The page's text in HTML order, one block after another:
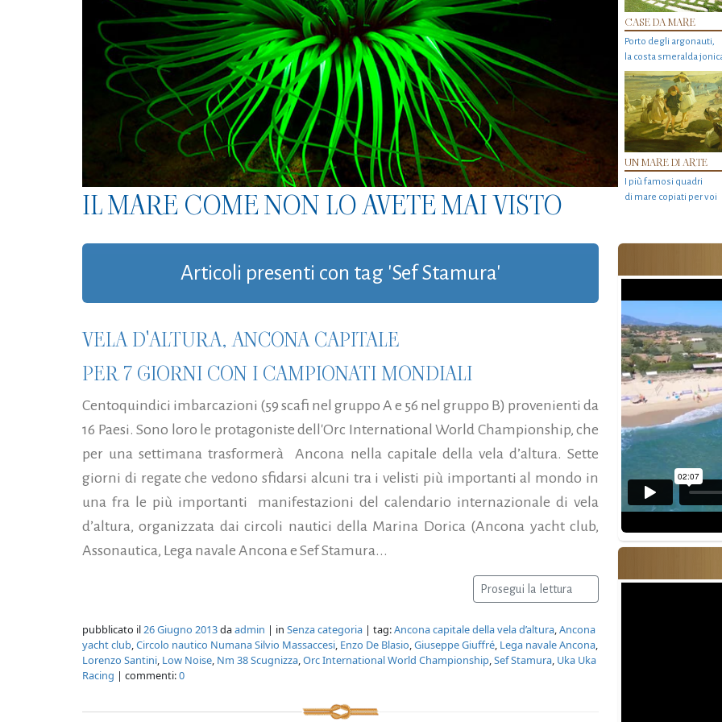
IL MARE COME NON LO AVETE MAI VISTO
CASE DA MARE
Porto degli argonauti,
la costa smeralda
UN MARE DI ARTE
I più famosi quadri
di mare copiati per voi
Articoli presenti con tag 'Sef Stamura'
VELA D'ALTURA, ANCONA CAPITALE
PER 7 GIORNI CON I CAMPIONATI MONDIALI
Centoquindici imbarcazioni (59 scafi nel gruppo A e 56 nel gruppo B) provenienti da
16 Paesi. Sono loro le protagoniste dell'Orc International World Championship, che
per una settimana trasformerà Ancona nella capitale della vela d’altura. Sette
giorni di regate che vedono sfidarsi alcuni tra i velisti più importanti al mondo in
una fra le più importanti manifestazioni del calendario internazionale di vela
d’altura, organizzata dai circoli nautici della Marina Dorica (Ancona yacht club,
Assonautica, Lega navale Ancona e Sef Stamura...
Prosegui la lettura
pubblicato il26 Giugno 2013daadmin | in Senza categoria | tag:Ancona capitale della vela d’altura,Ancona
yacht club,Circolo nautico Numana Silvio Massaccesi, Enzo De Blasio,Giuseppe Giuffré, Lega navale Ancona,
Lorenzo Santini, Low Noise, Nm 38 Scugnizza,Orc International World Championship,Sef Stamura, Uka Uka
Racing | commenti:0